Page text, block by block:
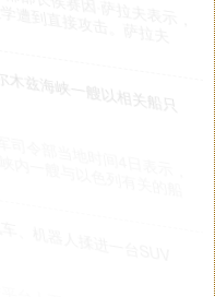
木兹海峡一艘以相关船只